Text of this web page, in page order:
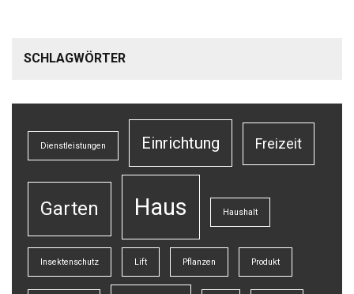
SCHLAGWÖRTER
Dienstleistungen Einrichtung Freizeit
Garten Haus Haushalt
Insektenschutz Lift Pflanzen Produkt